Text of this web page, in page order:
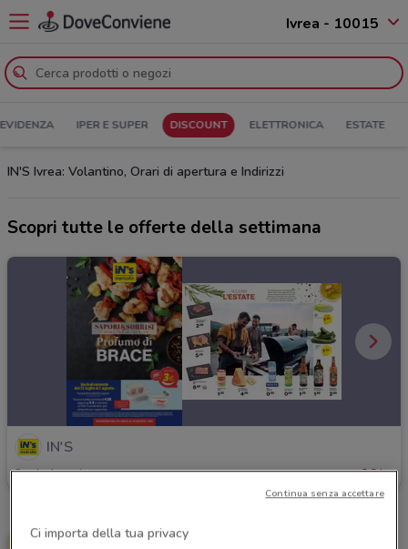
Ivrea - 10015
IPER E SUPER DISCOUNT ELETTRONICA ESTATE
IN'S Ivrea: Volantino, Orari di apertura e Indirizzi
Scopri tutte le offerte della settimana
IN'S
Scade domenica 2.2 km
Ci importa della tua privacy
Continua senza accettare